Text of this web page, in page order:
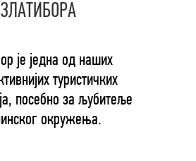
ЗЛАТИБОРА
је једна од наших
туристичких
посебно за љубитеље
окружења.